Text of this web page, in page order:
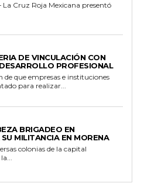
Cruz Roja Mexicana presentó
DE VINCULACIÓN CON
PROFESIONAL
de que empresas e instituciones
para realizar...
BRIGADEO EN
MILITANCIA EN MORENA
colonias de la capital